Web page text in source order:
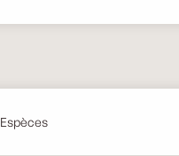
Espèces